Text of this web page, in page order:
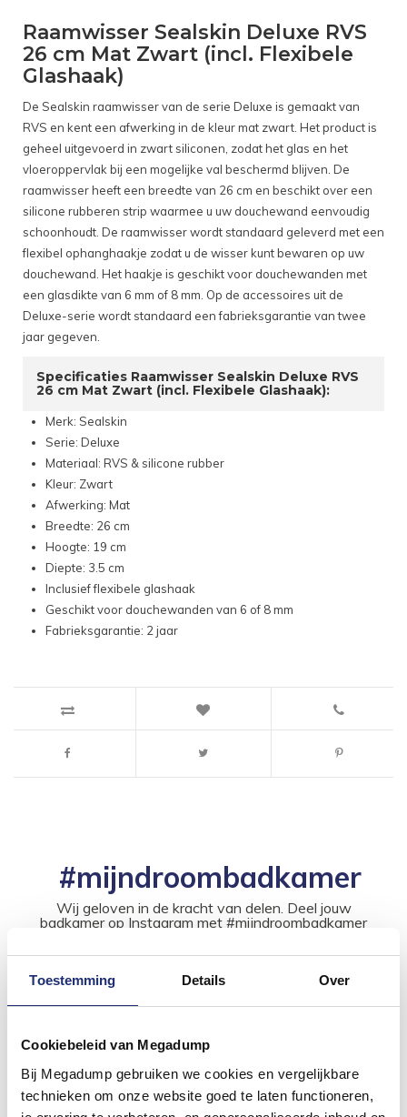
Toestemming Details Over
Cookiebeleid van Megadump
Bij Megadump gebruiken we cookies en vergelijkbare
technieken om onze website goed te laten functioneren,
Raamwisser Sealskin Deluxe RVS
26 cm Mat Zwart (incl. Flexibele
Glashaak)
De Sealskin raamwisser van de serie Deluxe is gemaakt van
RVS en kent een afwerking in de kleur mat zwart. Het product is
geheel uitgevoerd in zwart siliconen, zodat het glas en het
vloeroppervlak bij een mogelijke val beschermd blijven. De
raamwisser heeft een breedte van 26 cm en beschikt over een
silicone rubberen strip waarmee u uw douchewand eenvoudig
schoonhoudt. De raamwisser wordt standaard geleverd met een
flexibel ophanghaakje zodat u de wisser kunt bewaren op uw
douchewand. Het haakje is geschikt voor douchewanden met
een glasdikte van 6 mm of 8 mm. Op de accessoires uit de
Deluxe-serie wordt standaard een fabrieksgarantie van twee
jaar gegeven.
Specificaties Raamwisser Sealskin Deluxe RVS
26 cm Mat Zwart (incl. Flexibele Glashaak):
Merk: Sealskin
Serie: Deluxe
Materiaal: RVS & silicone rubber
Kleur: Zwart
Afwerking: Mat
Breedte: 26 cm
Hoogte: 19 cm
Diepte: 3.5 cm
Inclusief flexibele glashaak
Geschikt voor douchewanden van 6 of 8 mm
Fabrieksgarantie: 2 jaar
#mijndroombadkamer
Wij geloven in de kracht van delen. Deel jouw
badkamer op Instagram met #mijndroombadkamer
inspirerende omgeving vol met unieke